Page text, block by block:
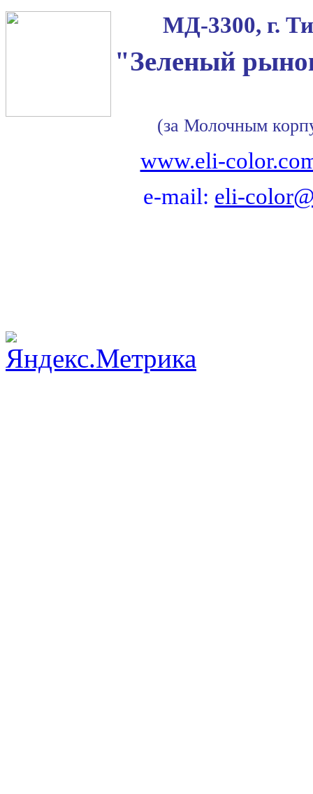
МД-3300, г.
"Зеленый
(за Молочным
www.eli-
e-mail: eli-